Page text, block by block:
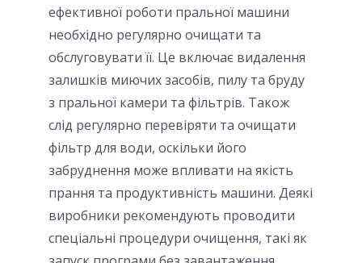
ефективної роботи пральної машини
необхідно регулярно очищати та
обслуговувати її. Це включає видалення
залишків миючих засобів, пилу та бруду
з пральної камери та фільтрів. Також
слід регулярно перевіряти та очищати
фільтр для води, оскільки його
забруднення може впливати на якість
прання та продуктивність машини. Деякі
виробники рекомендують проводити
спеціальні процедури очищення, такі як